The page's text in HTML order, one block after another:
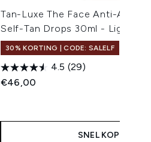
Tan-Luxe The Face Anti-Age
Self-Tan Drops 30ml - Light/
30% KORTING | CODE: SALELF
4.5 (29)
€46,00
SNEL KOPEN